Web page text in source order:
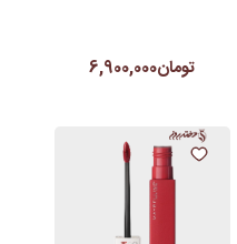
تومان6,900,000